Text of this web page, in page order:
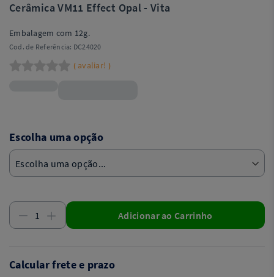
Cerâmica VM11 Effect Opal - Vita
Embalagem com 12g.
Cod. de Referência: DC24020
( avaliar! )
Escolha uma opção
Adicionar ao Carrinho
Calcular frete e prazo